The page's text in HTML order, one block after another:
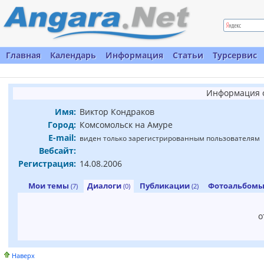
Главная Календарь Информация Статьи Турсервис
Информация
Имя: Виктор Кондраков
Город: Комсомольск на Амуре
E-mail: виден только зарегистрированным пользователям
Вебсайт:
Регистрация: 14.08.2006
Мои темы (7) Диалоги (0) Публикации (2)
Наверх